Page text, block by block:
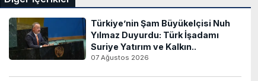
Türkiye’nin Şam Büyükelçisi Nuh
Yılmaz Duyurdu: Türk İşadamı
Suriye Yatırım ve Kalkın..
07 Ağustos 2026